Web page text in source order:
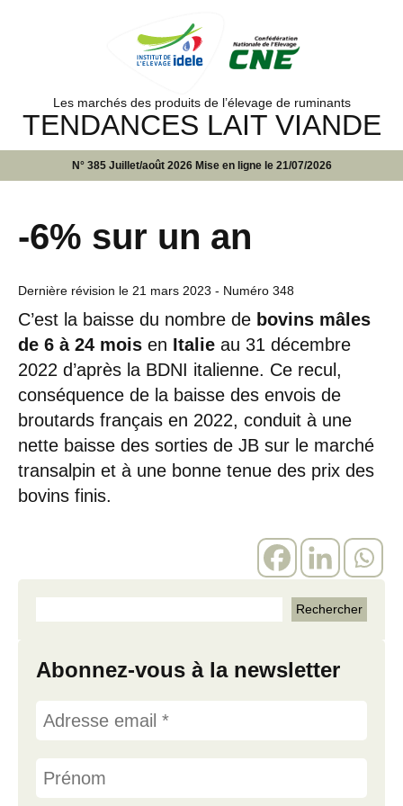
Les marchés des produits de l’élevage de ruminants
TENDANCES LAIT VIANDE
N° 385 Juillet/août 2026 Mise en ligne le 21/07/2026
-6% sur un an
Dernière révision le 21 mars 2023 - Numéro 348
C’est la baisse du nombre de bovins mâles
de 6 à 24 mois en Italie au 31 décembre
2022 d’après la BDNI italienne. Ce recul,
conséquence de la baisse des envois de
broutards français en 2022, conduit à une
nette baisse des sorties de JB sur le marché
transalpin et à une bonne tenue des prix des
bovins finis.
Abonnez-vous à la newsletter